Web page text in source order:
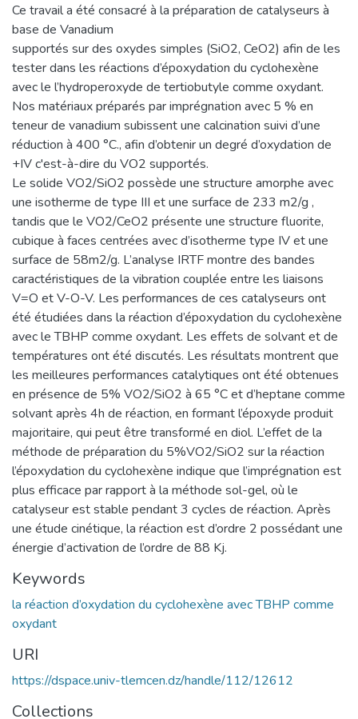
Ce travail a été consacré à la préparation de catalyseurs à
base de Vanadium
supportés sur des oxydes simples (SiO2, CeO2) afin de les
tester dans les réactions d’époxydation du cyclohexène
avec le l’hydroperoxyde de tertiobutyle comme oxydant.
Nos matériaux préparés par imprégnation avec 5 % en
teneur de vanadium subissent une calcination suivi d’une
réduction à 400 °C., afin d’obtenir un degré d’oxydation de
+IV c'est-à-dire du VO2 supportés.
Le solide VO2/SiO2 possède une structure amorphe avec
une isotherme de type III et une surface de 233 m2/g ,
tandis que le VO2/CeO2 présente une structure fluorite,
cubique à faces centrées avec d’isotherme type IV et une
surface de 58m2/g. L’analyse IRTF montre des bandes
caractéristiques de la vibration couplée entre les liaisons
V=O et V-O-V. Les performances de ces catalyseurs ont
été étudiées dans la réaction d’époxydation du cyclohexène
avec le TBHP comme oxydant. Les effets de solvant et de
températures ont été discutés. Les résultats montrent que
les meilleures performances catalytiques ont été obtenues
en présence de 5% VO2/SiO2 à 65 °C et d’heptane comme
solvant après 4h de réaction, en formant l’époxyde produit
majoritaire, qui peut être transformé en diol. L’effet de la
méthode de préparation du 5%VO2/SiO2 sur la réaction
l’époxydation du cyclohexène indique que l’imprégnation est
plus efficace par rapport à la méthode sol-gel, où le
catalyseur est stable pendant 3 cycles de réaction. Après
une étude cinétique, la réaction est d’ordre 2 possédant une
énergie d’activation de l’ordre de 88 Kj.
Keywords
la réaction d’oxydation du cyclohexène avec TBHP comme
oxydant
URI
https://dspace.univ-tlemcen.dz/handle/112/12612
Collections